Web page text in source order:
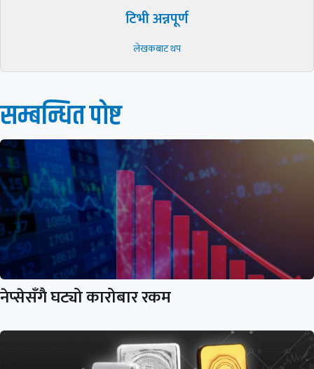
टिभी अन्नपूर्ण
लेखकबाट थप
सम्बन्धित पाेष्ट
नेप्सेसँगै घट्यो कारोबार रकम